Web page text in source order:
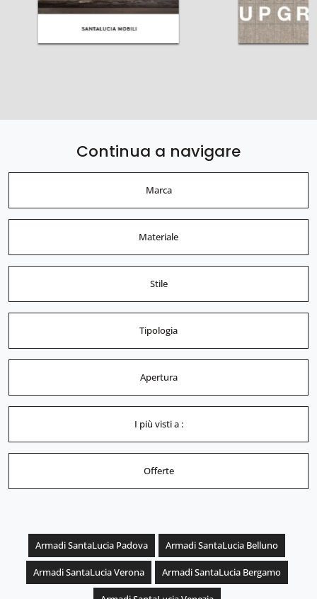
Continua a navigare
Marca
Materiale
Stile
Tipologia
Apertura
I più visti a :
Offerte
Armadi SantaLucia Padova Armadi SantaLucia Belluno
Armadi SantaLucia Verona Armadi SantaLucia Bergamo